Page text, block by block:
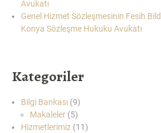
Avukatı
Genel Hizmet Sözleşmesinin Fesih
Konya Sözleşme Hukuku Avukatı
Kategoriler
Bilgi Bankası (9)
Makaleler (5)
Hizmetlerimiz (11)